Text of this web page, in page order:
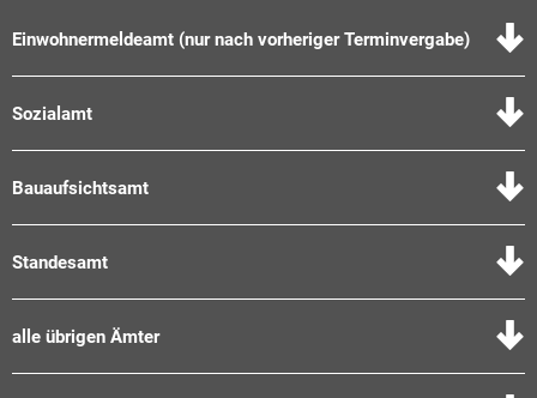
Einwohnermeldeamt (nur nach vorheriger Terminvergabe)
Sozialamt
Bauaufsichtsamt
Standesamt
alle übrigen Ämter